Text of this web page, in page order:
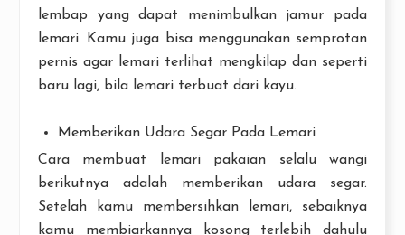
lembap yang dapat menimbulkan jamur pada
lemari. Kamu juga bisa menggunakan semprotan
pernis agar lemari terlihat mengkilap dan seperti
baru lagi, bila lemari terbuat dari kayu.
Memberikan Udara Segar Pada Lemari
Cara membuat lemari pakaian selalu wangi
berikutnya adalah memberikan udara segar.
Setelah kamu membersihkan lemari, sebaiknya
kamu membiarkannya kosong terlebih dahulu